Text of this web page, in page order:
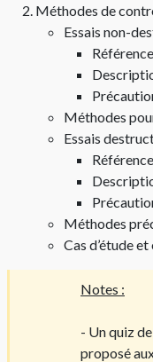
Méthodes de
Essais non-
Méthodes
Essais
Méthodes
Cas d’étude
Notes :
- Un quiz
proposé